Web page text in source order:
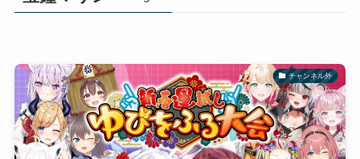
チャンネル外